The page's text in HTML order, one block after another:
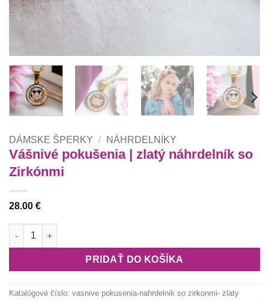
DÁMSKE ŠPERKY / NÁHRDELNÍKY
Vášnivé pokušenia | zlatý náhrdelník so
Zirkónmi
28.00 €
množstvo Vášnivé pokušenia | zlatý náhrdelník so Zirkónmi
PRIDAŤ DO KOŠÍKA
Katalógové číslo: vasnive pokusenia-nahrdelnik so zirkonmi- zlaty